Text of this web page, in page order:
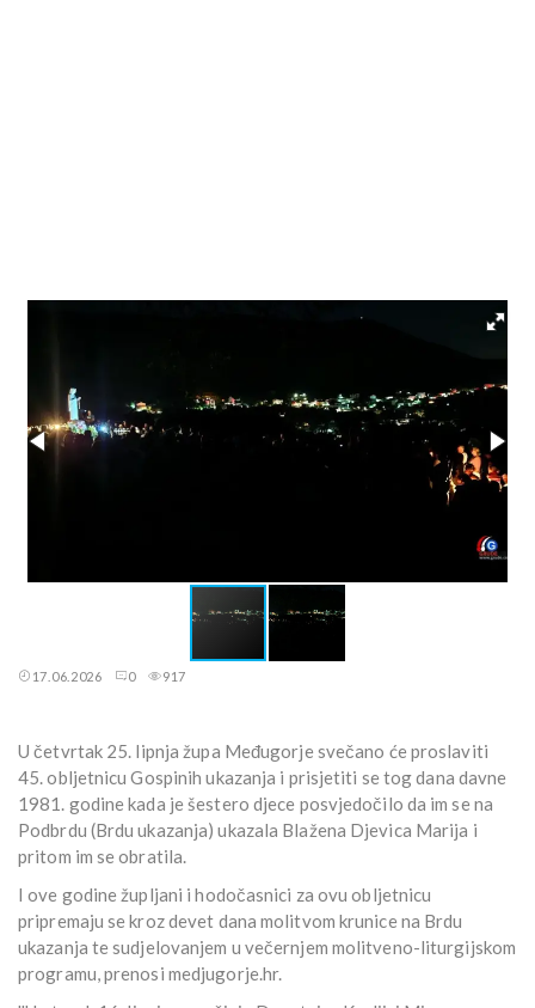
17.06.2026 0 917
U četvrtak 25. lipnja župa Međugorje svečano će proslaviti
45. obljetnicu Gospinih ukazanja i prisjetiti se tog dana davne
1981. godine kada je šestero djece posvjedočilo da im se na
Podbrdu (Brdu ukazanja) ukazala Blažena Djevica Marija i
pritom im se obratila.
I ove godine župljani i hodočasnici za ovu obljetnicu
pripremaju se kroz devet dana molitvom krunice na Brdu
ukazanja te sudjelovanjem u večernjem molitveno-liturgijskom
programu, prenosi medjugorje.hr.